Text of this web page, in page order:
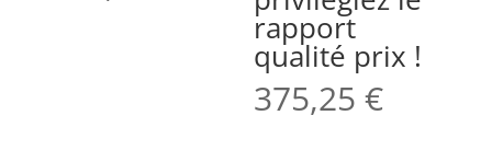
rapport
qualité prix !
375,25€